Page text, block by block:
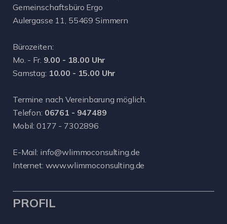
Gemeinschaftsbüro Ergo
Aulergasse 11, 55469 Simmern
Bürozeiten:
Mo. - Fr. 9.00 - 18.00 Uhr
Samstag: 10.00 - 15.00 Uhr
Termine nach Vereinbarung möglich.
Telefon: 06761 - 947489
Mobil: 0177 - 7302896
E-Mail: info@wlimmoconsulting.de
Internet: www.wlimmoconsulting.de
PROFIL